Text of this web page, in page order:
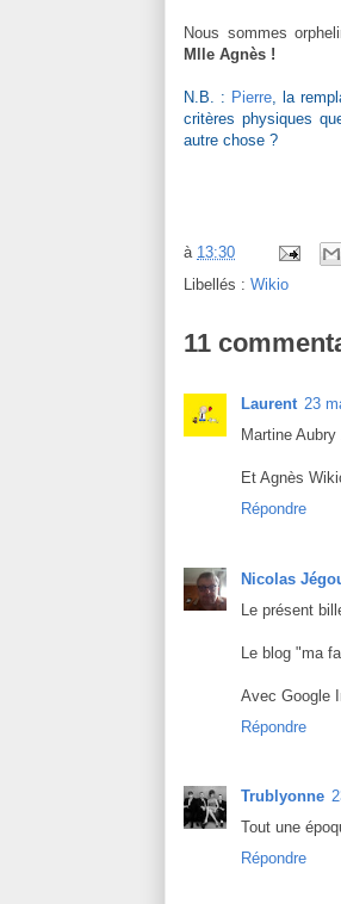
Nous sommes
Mlle Agnès !
N.B. : Pierre, la
critères physiques
autre chose ?
à 13:30
Libellés : Wikio
11
Laurent 23
Martine
Et Agnès
Répondre
Nicolas
Le présent
Le blog "ma
Avec Google
Répondre
Trublyonne
Tout une
Répondre